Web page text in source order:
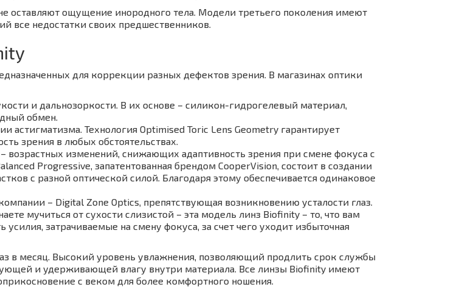
оставляют ощущение инородного тела. Модели третьего поколения имеют
все недостатки своих предшественников.
для коррекции разных дефектов зрения. В магазинах оптики
и дальнозоркости. В их основе – силикон-гидрогелевый материал,
обмен.
Технология Optimised Toric Lens Geometry гарантирует
зрения в любых обстоятельствах.
изменений, снижающих адаптивность зрения при смене фокуса с
Progressive, запатентованная брендом CooperVision, состоит в создании
с разной оптической силой. Благодаря этому обеспечивается одинаковое
– Digital Zone Optics, препятствующая возникновению усталости глаз.
мучиться от сухости слизистой – эта модель линз Biofinity – то, что вам
затрачиваемые на смену фокуса, за счет чего уходит избыточная
в месяц. Высокий уровень увлажнения, позволяющий продлить срок службы
и удерживающей влагу внутри материала. Все линзы Biofinity имеют
с веком для более комфортного ношения.